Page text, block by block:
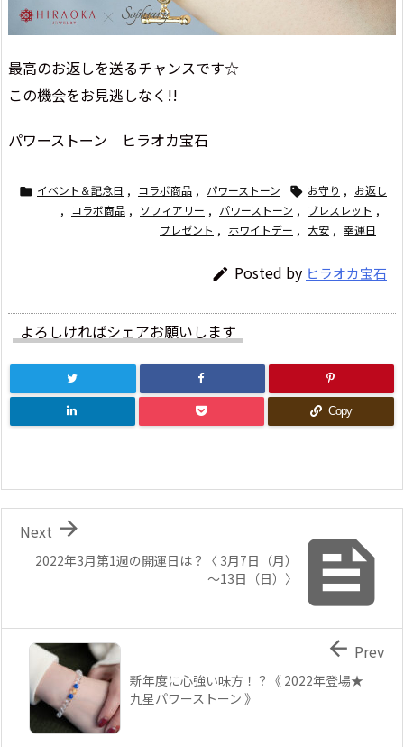
最高のお返しを送るチャンスです☆
この機会をお見逃しなく!!
パワーストーン｜ヒラオカ宝石
 イベント＆記念日 , コラボ商品 , パワーストーン  お守り , お返し
, コラボ商品 , ソフィアリー , パワーストーン , ブレスレット ,
プレゼント , ホワイトデー , 大安 , 幸運日
 Posted by ヒラオカ宝石
よろしければシェアお願いします
Copy

2022年3月第1週の開運日は？〈 3月7日（月）
～13日（日）〉

Next
新年度に心強い味方！？《 2022年登場★
九星パワーストーン 》
 Prev